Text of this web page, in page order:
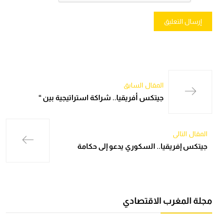
المقال السابق
جيتكس أفريقيا.. شراكة استراتيجية بين “
المقال التالي
جيتكس إفريقيا.. السكوري يدعو إلى حكامة
مجلة المغرب الاقتصادي